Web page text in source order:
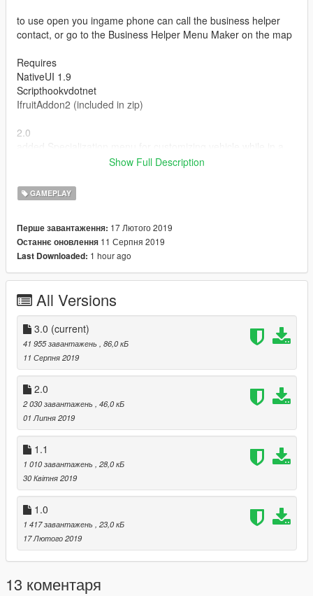
to use open you ingame phone can call the business helper
contact, or go to the Business Helper Menu Maker on the map
Requires
NativeUI 1.9
Scripthookvdotnet
IfruitAddon2 (included in zip)
2.0
valid business interior
warning the wardrobe may cause issues, use at your own risk,
(will not cause game crash but is a little buggy at this stage)
minor fixes
now uses Ifruitaddon2 NOT ifruitaddon (included in zip)
Show Full Description
GAMEPLAY
Перше завантаження: 17 Лютого 2019
Останнє оновлення 11 Серпня 2019
Last Downloaded: 1 hour ago
All Versions
3.0 (current)
41 955 завантажень
, 86,0 кБ
11 Серпня 2019
2.0
2 030 завантажень
, 46,0 кБ
01 Липня 2019
1.1
1 010 завантажень
, 28,0 кБ
30 Квітня 2019
1.0
1 417 завантажень
, 23,0 кБ
17 Лютого 2019
13 коментаря